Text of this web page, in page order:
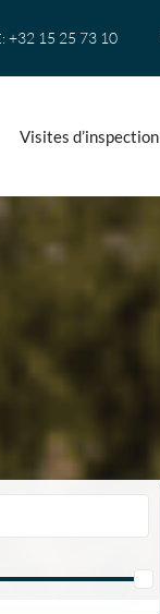
+32 15 25 73 10
Visites d’inspection